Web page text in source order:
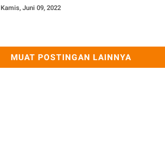
Kamis, Juni 09, 2022
MUAT POSTINGAN LAINNYA